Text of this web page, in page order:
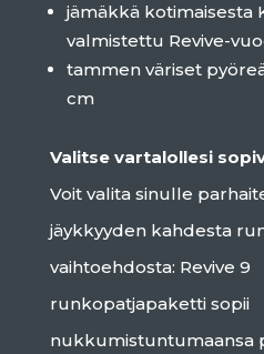
jämäkkä
valmistettu Revive-
tammen väriset
cm
Valitse vartalollesi
Voit valita sinulle
jäykkyyden kahdesta
vaihtoehdosta: Revive 9
runkopatjapaketti sopii
nukkumistuntumaansa